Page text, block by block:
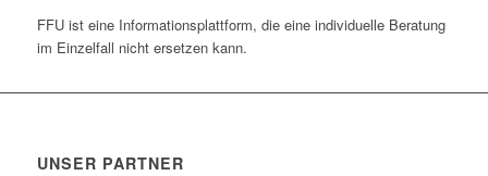
FFU ist eine Informationsplattform, die eine individuelle Beratung
im Einzelfall nicht ersetzen kann.
UNSER PARTNER